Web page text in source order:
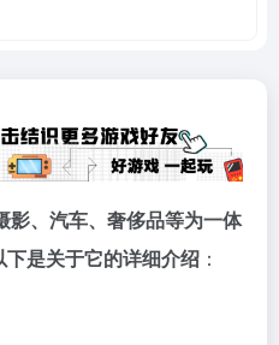
、汽车、奢侈品等为一体
是关于它的详细介绍 ：